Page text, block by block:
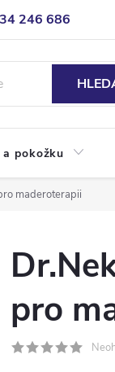
246 686
a pokožku
maderoterapii
pro